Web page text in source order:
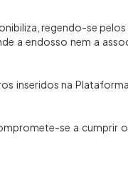
regendo-se pelos
a endosso nem a
inseridos na
se a cumprir